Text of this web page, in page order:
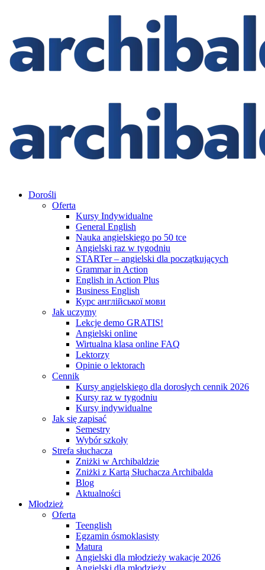
Dorośli
Oferta
Kursy Indywidualne
General English
Nauka angielskiego po 50 tce
Angielski raz w tygodniu
STARTer – angielski dla początkujących
Grammar in Action
English in Action Plus
Business English
Курс англійської мови
Jak uczymy
Lekcje demo GRATIS!
Angielski online
Wirtualna klasa online FAQ
Lektorzy
Opinie o lektorach
Cennik
Kursy angielskiego dla dorosłych cennik 2026
Kursy raz w tygodniu
Kursy indywidualne
Jak się zapisać
Semestry
Wybór szkoły
Strefa słuchacza
Zniżki w Archibaldzie
Zniżki z Kartą Słuchacza Archibalda
Blog
Aktualności
Młodzież
Oferta
Teenglish
Egzamin ósmoklasisty
Matura
Angielski dla młodzieży wakacje 2026
Angielski dla młodzieży